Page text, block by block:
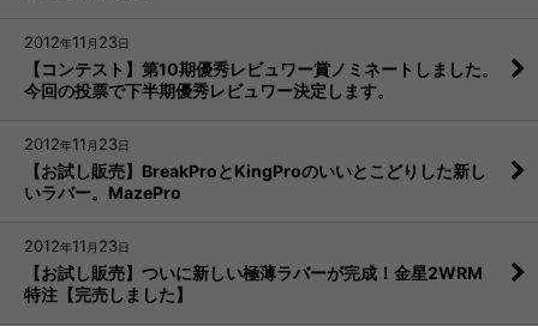
2012年11 月 23日
【コンテスト】第10期優秀レビュワー賞ノミネートしました。
今回の投票で下半期優秀レビュワー決定します。
2012年11 月 23日
【お試し販売】BreakProとKingProのいいとこどりした新し
いラバー。MazePro
2012年11 月 23日
【お試し販売】ついに新しい極薄ラバーが完成！金星2WRM
特注【完売しました】